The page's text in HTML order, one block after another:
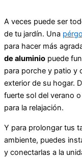
A veces puede ser
de tu jardín. Una
para hacer más
de aluminio puede
para porche y patio y
exterior de su hogar.
fuerte sol del verano
para la relajación.
Y para prolongar tus
ambiente, puedes
y conectarlas a la